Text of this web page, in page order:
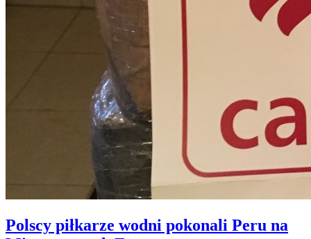
Polscy piłkarze wodni pokonali Peru na